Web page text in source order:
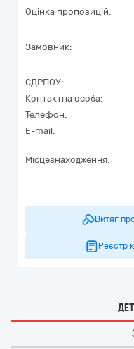
Оцінка пропозицій:
Замовник:
ЄДРПОУ:
Контактна особа:
Телефон:
E-mail:
Місцезнаходження:
Витяг
Реєстр